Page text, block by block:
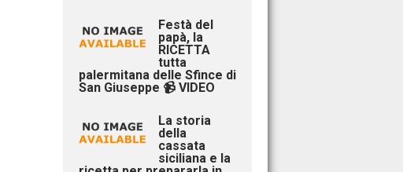
Festà del
papà, la
RICETTA
tutta
palermitana delle Sfince di
San Giuseppe 📹 VIDEO
La storia
della
cassata
siciliana e la